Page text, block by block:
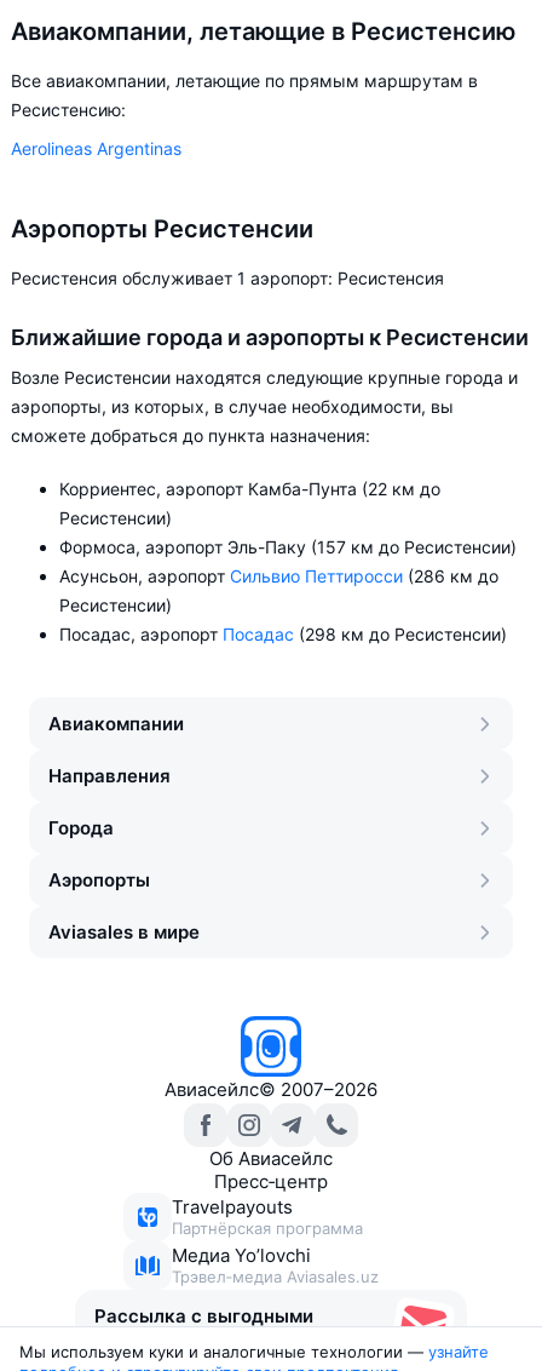
Авиакомпании, летающие в Ресистенсию
Все авиакомпании, летающие по прямым маршрутам в
Ресистенсию:
Aerolineas Argentinas
Аэропорты Ресистенсии
Ресистенсия обслуживает 1 аэропорт: Ресистенсия
Ближайшие города и аэропорты к Ресистенсии
Возле Ресистенсии находятся следующие крупные города и
аэропорты, из которых, в случае необходимости, вы
сможете добраться до пункта назначения:
Корриентес, аэропорт Камба-Пунта (22 км до
Ресистенсии)
Формоса, аэропорт Эль-Паку (157 км до Ресистенсии)
Асунсьон, аэропорт Сильвио Петтиросси (286 км до
Ресистенсии)
Посадас, аэропорт Посадас (298 км до Ресистенсии)
Авиакомпании
Направления
Города
Аэропорты
Aviasales в мире
Авиасейлс© 2007–2026
Об Авиасейлс
Пресс‑центр
Travelpayouts
Партнёрская программа
Медиа Yo’lovchi
Трэвел‑медиа Aviasales.uz
Рассылка с выгодными
Мы используем куки и аналогичные технологии — узнайте